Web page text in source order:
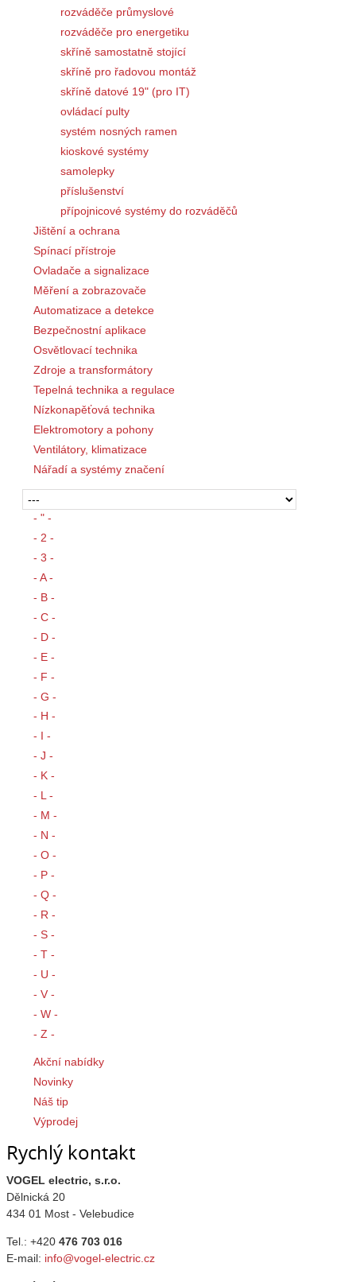
rozváděče průmyslové
rozváděče pro energetiku
skříně samostatně stojící
skříně pro řadovou montáž
skříně datové 19" (pro IT)
ovládací pulty
systém nosných ramen
kioskové systémy
samolepky
příslušenství
přípojnicové systémy do rozváděčů
Jištění a ochrana
Spínací přístroje
Ovladače a signalizace
Měření a zobrazovače
Automatizace a detekce
Bezpečnostní aplikace
Osvětlovací technika
Zdroje a transformátory
Tepelná technika a regulace
Nízkonapěťová technika
Elektromotory a pohony
Ventilátory, klimatizace
Nářadí a systémy značení
- " -
- 2 -
- 3 -
- A -
- B -
- C -
- D -
- E -
- F -
- G -
- H -
- I -
- J -
- K -
- L -
- M -
- N -
- O -
- P -
- Q -
- R -
- S -
- T -
- U -
- V -
- W -
- Z -
Akční nabídky
Novinky
Náš tip
Výprodej
Rychlý kontakt
VOGEL electric, s.r.o.
Dělnická 20
434 01 Most - Velebudice
Tel.: +420 476 703 016
E-mail: info@vogel-electric.cz